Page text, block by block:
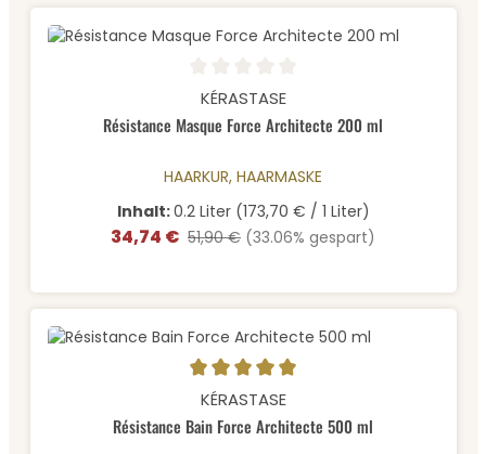
Durchschnittliche Bewertung von 0 von 5 Sternen
KÉRASTASE
Résistance Masque Force Architecte 200 ml
HAARKUR, HAARMASKE
Inhalt:0.2 Liter (173,70 € / 1 Liter)
Verkaufspreis:
34,74 € Regulärer Preis:
51,90 € (33.06% gespart)
Durchschnittliche Bewertung von 5 von 5 Sternen
KÉRASTASE
Résistance Bain Force Architecte 500 ml